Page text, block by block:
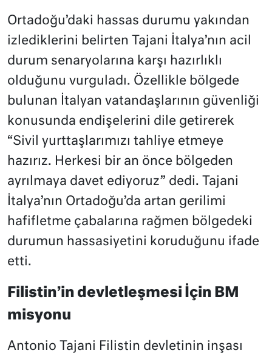
Ortadoğu’daki hassas durumu yakından
izlediklerini belirten Tajani İtalya’nın acil
durum senaryolarına karşı hazırlıklı
olduğunu vurguladı. Özellikle bölgede
bulunan İtalyan vatandaşlarının güvenliği
konusunda endişelerini dile getirerek
“Sivil yurttaşlarımızı tahliye etmeye
hazırız. Herkesi bir an önce bölgeden
ayrılmaya davet ediyoruz” dedi. Tajani
İtalya’nın Ortadoğu’da artan gerilimi
hafifletme çabalarına rağmen bölgedeki
durumun hassasiyetini koruduğunu ifade
etti.
Filistin’in devletleşmesi İçin BM
misyonu
Antonio Tajani Filistin devletinin inşası